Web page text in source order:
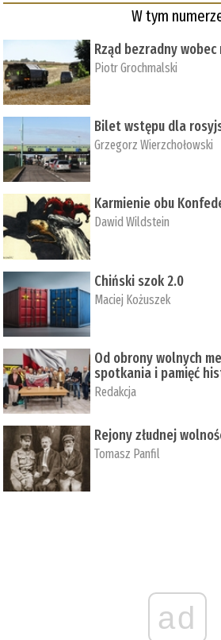
W tym
Rząd bezradny
Piotr Grochmalski
Bilet wstępu dla
Grzegorz Wierzchołowski
Karmienie obu
Dawid Wildstein
Chiński szok 2.0
Maciej Kożuszek
Od obrony wolnych
spotkania i pamięć
Redakcja
Rejony złudnej
Tomasz Panfil
ad